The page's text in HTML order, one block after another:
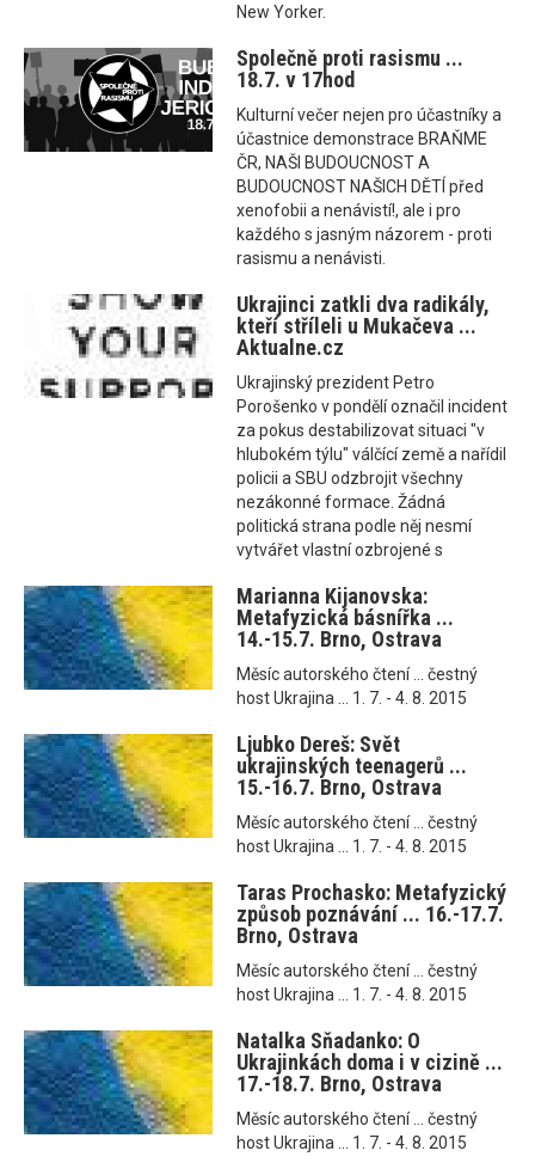
New Yorker.
Společně proti rasismu ...
18.7. v 17hod
Kulturní večer nejen pro účastníky a
účastnice demonstrace BRAŇME
ČR, NAŠI BUDOUCNOST A
BUDOUCNOST NAŠICH DĚTÍ před
xenofobii a nenávistí!, ale i pro
každého s jasným názorem - proti
rasismu a nenávisti.
Ukrajinci zatkli dva radikály,
kteří stříleli u Mukačeva ...
Aktualne.cz
Ukrajinský prezident Petro
Porošenko v pondělí označil incident
za pokus destabilizovat situaci "v
hlubokém týlu" válčící země a nařídil
policii a SBU odzbrojit všechny
nezákonné formace. Žádná
politická strana podle něj nesmí
vytvářet vlastní ozbrojené s
Marianna Kijanovska:
Metafyzická básnířka ...
14.-15.7. Brno, Ostrava
Měsíc autorského čtení ... čestný
host Ukrajina ... 1. 7. - 4. 8. 2015
Ljubko Dereš: Svět
ukrajinských teenagerů ...
15.-16.7. Brno, Ostrava
Měsíc autorského čtení ... čestný
host Ukrajina ... 1. 7. - 4. 8. 2015
Taras Prochasko: Metafyzický
způsob poznávání ... 16.-17.7.
Brno, Ostrava
Měsíc autorského čtení ... čestný
host Ukrajina ... 1. 7. - 4. 8. 2015
Natalka Sňadanko: O
Ukrajinkách doma i v cizině ...
17.-18.7. Brno, Ostrava
Měsíc autorského čtení ... čestný
host Ukrajina ... 1. 7. - 4. 8. 2015